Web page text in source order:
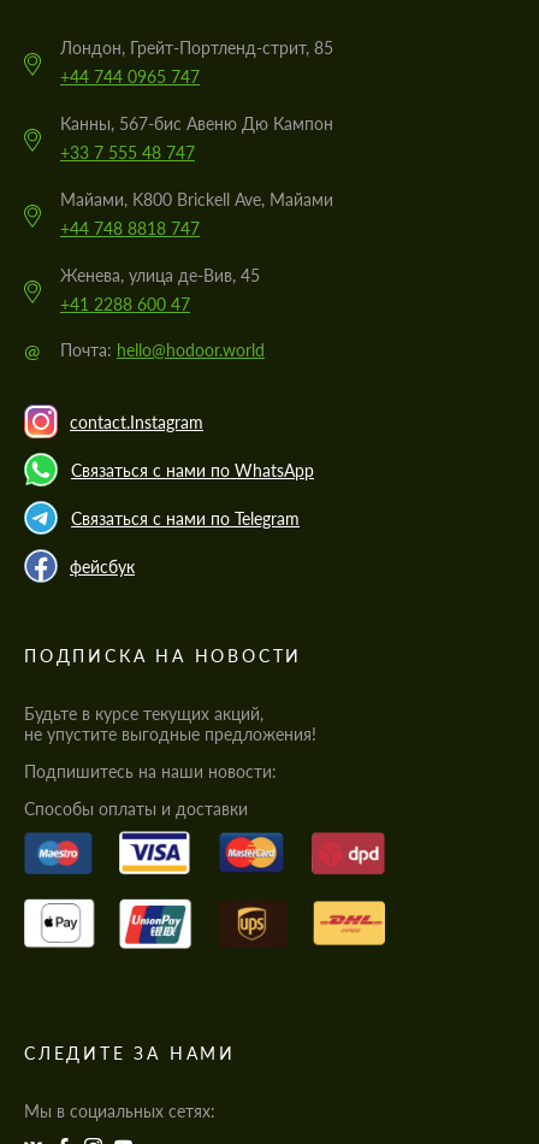
Лондон, Грейт-Портленд-стрит, 85
+44 744 0965 747
Канны, 567-бис Авеню Дю Кампон
+33 7 555 48 747
Майами, K800 Brickell Ave, Майами
+44 748 8818 747
Женева, улица де-Вив, 45
+41 2288 600 47
@ Почта: hello@hodoor.world
contact.Instagram
Связаться с нами по WhatsApp
Связаться с нами по Telegram
фейсбук
ПОДПИСКА НА НОВОСТИ
Будьте в курсе текущих акций,
не упустите выгодные предложения!
Подпишитесь на наши новости:
Cпособы оплаты и доставки
СЛЕДИТЕ ЗА НАМИ
Мы в социальных сетях: